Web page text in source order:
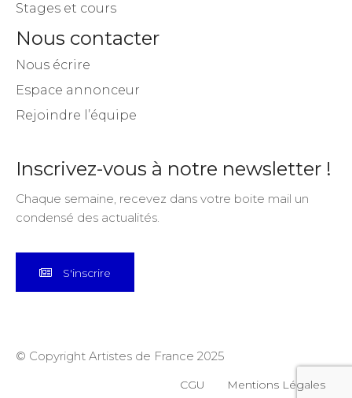
Stages et cours
Nous contacter
Nous écrire
Espace annonceur
Rejoindre l’équipe
Inscrivez-vous à notre newsletter !
Chaque semaine, recevez dans votre boite mail un
condensé des actualités.
S'inscrire
© Copyright Artistes de France 2025
CGU Mentions Légales